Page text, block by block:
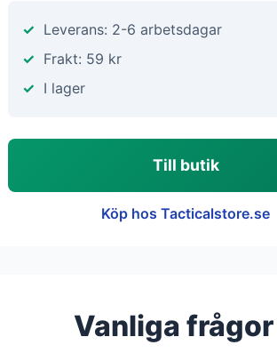
Leverans: 2-6 arbetsdagar
Frakt: 59 kr
I lager
Till butik
Köp hos Tacticalstore.se
Vanliga